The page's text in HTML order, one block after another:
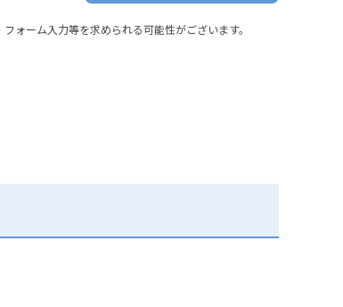
ォーム入力等を求められる可能性がございます。